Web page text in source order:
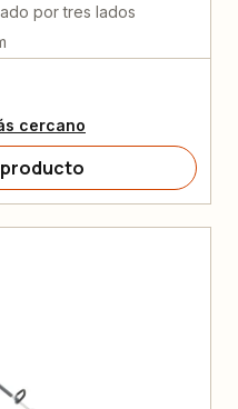
por tres lados
cercano